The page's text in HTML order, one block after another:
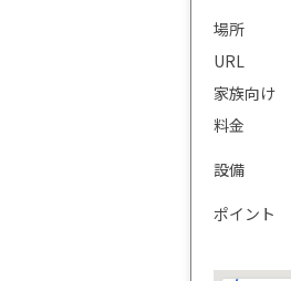
場所
URL
家族向け
料金
設備
ポイント